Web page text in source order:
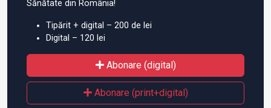
Sănătate din România!
Tipărit + digital – 200 de lei
Digital – 120 lei
Abonare (digital)
Abonare (print+digital)